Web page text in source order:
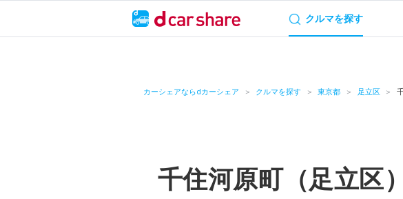
クルマを探す
カーシェアならdカーシェア クルマを探す 東京都 足立区
千住河原町（足立区
よくあるご質問・お問い合わせ